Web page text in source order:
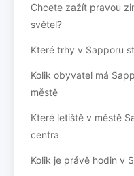
Chcete zažít pravou
světel?
Které trhy v Sapporu
Kolik obyvatel má
městě
Které letiště v městě
centra
Kolik je právě hodin v